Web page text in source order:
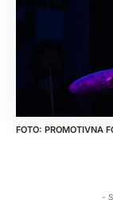
PROMOTIVNA
-